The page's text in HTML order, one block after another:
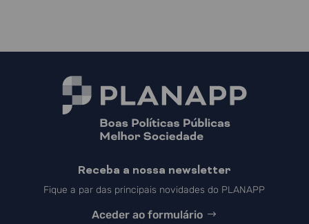
Receba a nossa newsletter
Fique a par das principais novidades do PLANAPP
Aceder ao formulário